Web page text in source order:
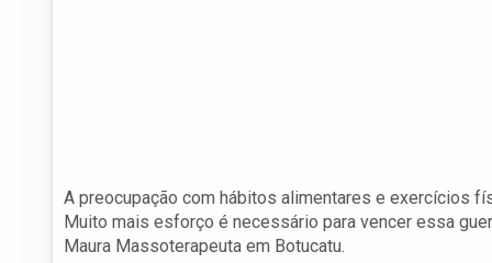
A preocupação com hábitos alimentares e exercícios
Muito mais esforço é necessário para vencer essa
Maura Massoterapeuta em Botucatu.